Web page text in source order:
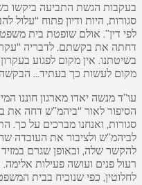
בעקבות הגשת התביעה ביקשו
סגורות, היות ודיון פתוח
לפי דין”. אולם שופטת בית
דחתה את בקשתם. לדבריה “עקרון
בשיטתנו. אין מקום לפגוע
מקום לעשות כך בעתיד… הבקשה
עו”ד מנשה יאדו מארגון חוננו
הסיפור לאור “ביהמ”ש דחה את
סגורות, ואנחנו מברכים על כך.
לביהמ”ש ולציבור את העובדה
להקשר שלה, ובאופן שגרם
רעול פנים ועושה פעילות
לחלוטין, כפי שנוכיח בבית